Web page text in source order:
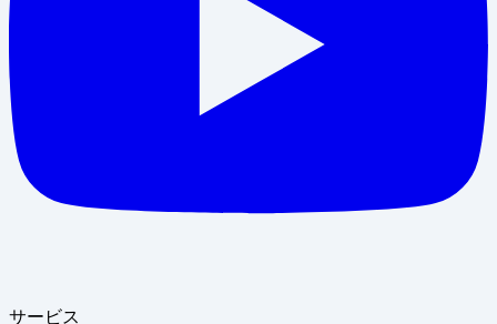
サービス